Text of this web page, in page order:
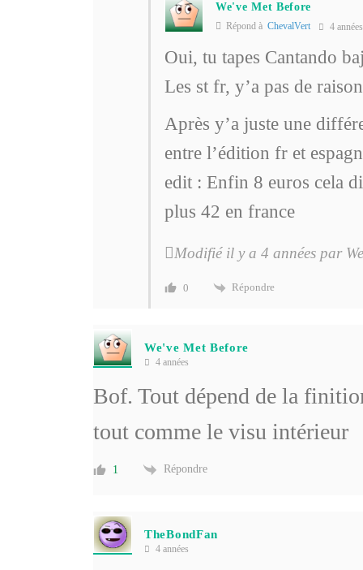
We've Met Before
Répond à ChevalVert 4 années
Oui, tu tapes Cantando
Les st fr, y’a pas de
Après y’a juste une
entre l’édition fr et
edit : Enfin 8 euros cela
plus 42 en france
Modifié il y a 4 années par
0 Répondre
We've Met Before
4 années
Bof. Tout dépend de la
tout comme le visu intérieur
1 Répondre
TheBondFan
4 années